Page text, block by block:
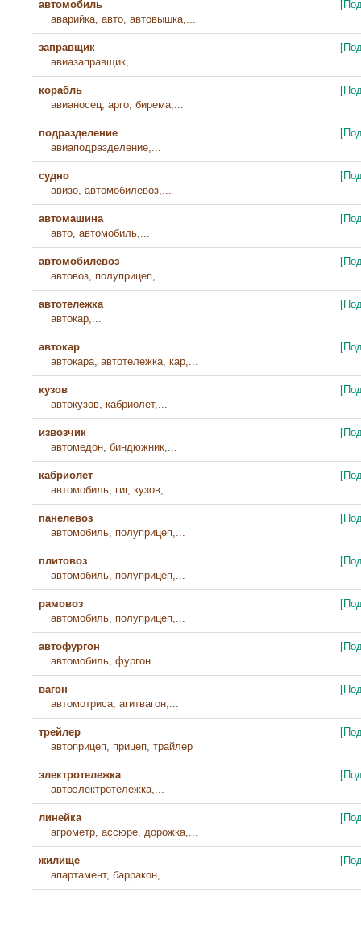
автомобиль
аварийка, авто, автовышка,...
заправщик
авиазаправщик,...
корабль
авианосец, арго, бирема,...
подразделение
авиаподразделение,...
судно
авизо, автомобилевоз,...
автомашина
авто, автомобиль,...
автомобилевоз
автовоз, полуприцеп,...
автотележка
автокар,...
автокар
автокара, автотележка, кар,...
кузов
автокузов, кабриолет,...
извозчик
автомедон, биндюжник,...
кабриолет
автомобиль, гиг, кузов,...
панелевоз
автомобиль, полуприцеп,...
плитовоз
автомобиль, полуприцеп,...
рамовоз
автомобиль, полуприцеп,...
автофургон
автомобиль, фургон
вагон
автомотриса, агитвагон,...
трейлер
автоприцеп, прицеп, трайлер
электротележка
автоэлектротележка,...
линейка
агрометр, ассюре, дорожка,...
жилище
апартамент, барракон,...